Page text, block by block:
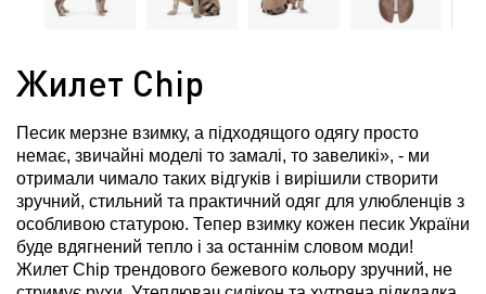
Жилет Chip
Песик мерзне взимку, а підходящого одягу просто
немає, звичайні моделі то замалі, то завеликі», - ми
отримали чимало таких відгуків і вирішили створити
зручний, стильний та практичний одяг для улюбленців з
особливою статурою. Тепер взимку кожен песик України
буде вдягнений тепло і за останнім словом моди!
Жилет Chip трендового бежевого кольору зручний, не